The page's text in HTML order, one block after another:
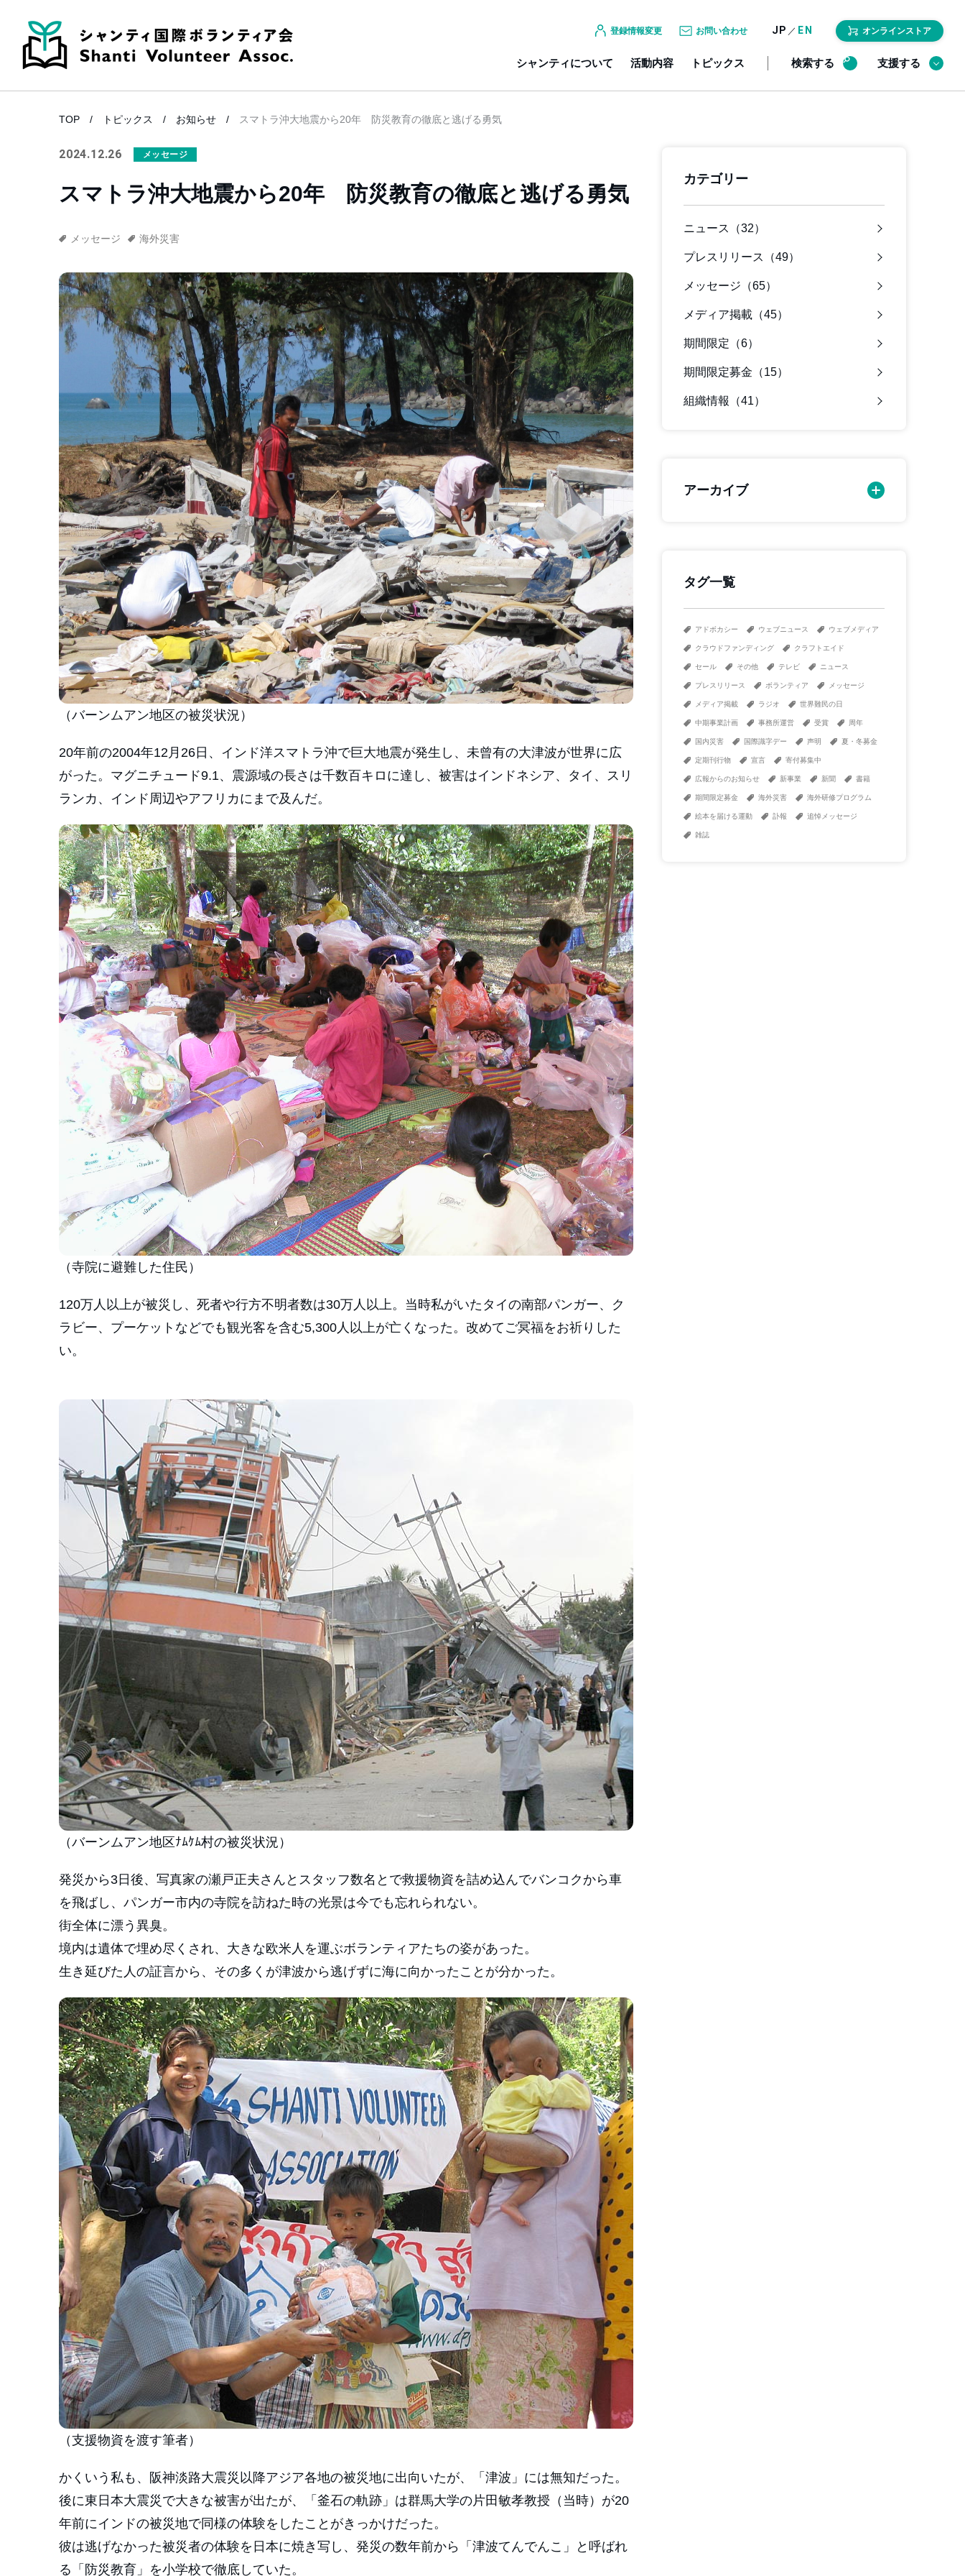
登録情報変更 お問い合わせ JP ／ EN オンラインストア
シャンティについて 活動内容 トピックス 検索する 支援する
TOP トピックス お知らせ スマトラ沖大地震から20年 防災教育の徹底と逃げる勇気
2024.12.26 メッセージ
スマトラ沖大地震から20年 防災教育の徹底と逃げる勇気
メッセージ 海外災害
（バーンムアン地区の被災状況）
20年前の2004年12月26日、インド洋スマトラ沖で巨大地震が発生し、未曾有の大津波が世界に広
がった。マグニチュード9.1、震源域の長さは千数百キロに達し、被害はインドネシア、タイ、スリ
ランカ、インド周辺やアフリカにまで及んだ。
（寺院に避難した住民）
120万人以上が被災し、死者や行方不明者数は30万人以上。当時私がいたタイの南部パンガー、ク
ラビー、プーケットなどでも観光客を含む5,300人以上が亡くなった。改めてご冥福をお祈りした
い。
（バーンムアン地区ﾅﾑｹﾑ村の被災状況）
発災から3日後、写真家の瀬戸正夫さんとスタッフ数名とで救援物資を詰め込んでバンコクから車
を飛ばし、パンガー市内の寺院を訪ねた時の光景は今でも忘れられない。
街全体に漂う異臭。
境内は遺体で埋め尽くされ、大きな欧米人を運ぶボランティアたちの姿があった。
生き延びた人の証言から、その多くが津波から逃げずに海に向かったことが分かった。
（支援物資を渡す筆者）
かくいう私も、阪神淡路大震災以降アジア各地の被災地に出向いたが、「津波」には無知だった。
後に東日本大震災で大きな被害が出たが、「釜石の軌跡」は群馬大学の片田敏孝教授（当時）が20
年前にインドの被災地で同様の体験をしたことがきっかけだった。
彼は逃げなかった被災者の体験を日本に焼き写し、発災の数年前から「津波てんでんこ」と呼ばれ
る「防災教育」を小学校で徹底していた。
カテゴリー
ニュース（32）
プレスリリース（49）
メッセージ（65）
メディア掲載（45）
期間限定（6）
期間限定募金（15）
組織情報（41）
アーカイブ
タグ一覧
アドボカシー ウェブニュース ウェブメディア
クラウドファンディング クラフトエイド
セール その他 テレビ ニュース
プレスリリース ボランティア メッセージ
メディア掲載 ラジオ 世界難民の日
中期事業計画 事務所運営 受賞 周年
国内災害 国際識字デー 声明 夏・冬募金
定期刊行物 宣言 寄付募集中
広報からのお知らせ 新事業 新聞 書籍
期間限定募金 海外災害 海外研修プログラム
絵本を届ける運動 訃報 追悼メッセージ
雑誌